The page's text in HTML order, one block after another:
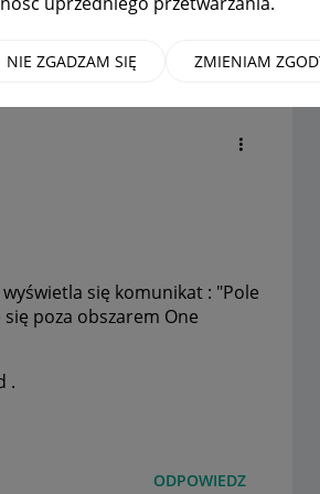
NIE ZGADZAM SIĘ ZMIENIAM
dane: Kod
się komunikat : "Pole
poza obszarem One
.
ODPOWIEDZ